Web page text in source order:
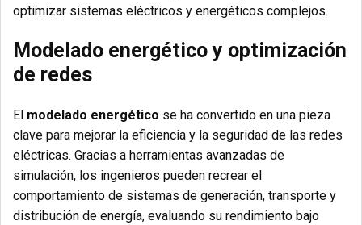
optimizar sistemas eléctricos y energéticos complejos.
Modelado energético y optimización
de redes
El modelado energético se ha convertido en una pieza
clave para mejorar la eficiencia y la seguridad de las redes
eléctricas. Gracias a herramientas avanzadas de
simulación, los ingenieros pueden recrear el
comportamiento de sistemas de generación, transporte y
distribución de energía, evaluando su rendimiento bajo